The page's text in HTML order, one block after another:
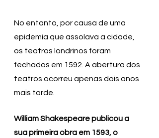
No entanto, por causa de uma
epidemia que assolava a cidade,
os teatros londrinos foram
fechados em 1592. A abertura dos
teatros ocorreu apenas dois anos
mais tarde.
William Shakespeare publicou a
sua primeira obra em 1593, o